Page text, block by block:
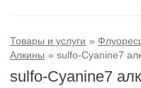
Товары и услуги
Алкины
sulfo-Cyanine7
sulfo-Cyanine7